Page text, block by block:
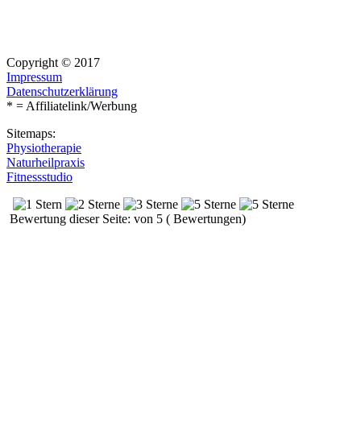
Copyright © 2017
Impressum
Datenschutzerklärung
* = Affiliatelink/Werbung
Sitemaps:
Physiotherapie
Naturheilpraxis
Fitnessstudio
Bewertung dieser Seite: von 5 ( Bewertungen)